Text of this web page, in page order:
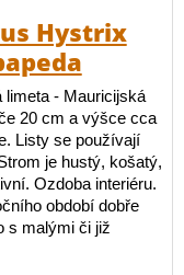
Hystrix
- Mauricijská
20 cm a výšce cca
Listy se používají
je hustý, košatý,
Ozdoba interiéru.
období dobře
s malými či již